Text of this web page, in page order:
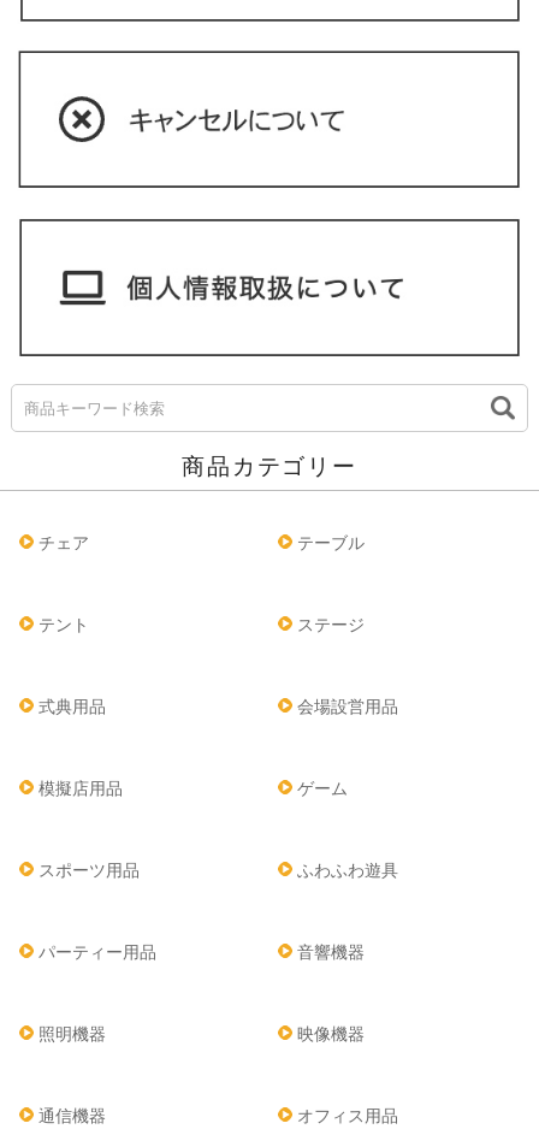
商品カテゴリー
チェア テーブル
テント ステージ
式典用品 会場設営用品
模擬店用品 ゲーム
スポーツ用品 ふわふわ遊具
パーティー用品 音響機器
照明機器 映像機器
通信機器 オフィス用品